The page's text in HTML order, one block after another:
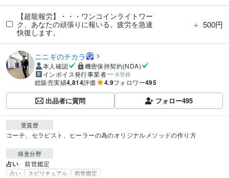
【超龍報労】・・・ワンコインライトワー
ク、あなたの頑張りに報いる。疲労を急速
快復します。
＋ 500円
ニニギのチカラ
本人確認
機密保持契約(NDA)
インボイス発行事業者
未登録
総販売実績4,814評価 4.9フォロワー495
出品者に質問 フォロー495
受賞歴
コーチ、セラピスト、ヒーラーの為のオリジナルメソッドの作り方
得意分野
占い 前世鑑定
占い スピリチュアル 前世鑑定